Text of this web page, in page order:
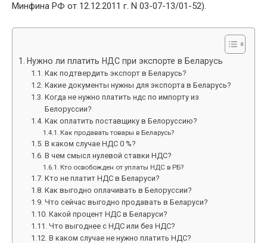
Минфина РФ от 12.12.2011 г. N 03-07-13/01-52).
Нужно ли платить НДС при экспорте в Беларусь
Как подтвердить экспорт в Беларусь?
Какие документы нужны для экспорта в Беларусь?
Когда не нужно платить ндс по импорту из
Белоруссии?
Как оплатить поставщику в Белоруссию?
Как продавать товары в Беларусь?
В каком случае НДС 0 %?
В чем смысл нулевой ставки НДС?
Кто освобожден от уплаты НДС в РБ?
Кто не платит НДС в Беларуси?
Как выгодно оплачивать в Белоруссии?
Что сейчас выгодно продавать в Беларуси?
Какой процент НДС в Беларуси?
Что выгоднее с НДС или без НДС?
В каком случае не нужно платить НДС?